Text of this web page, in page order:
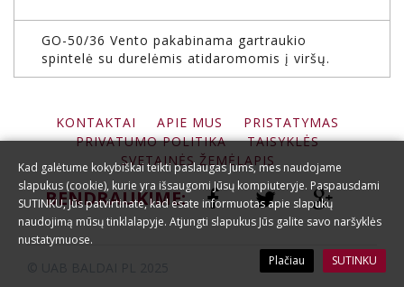
GO-50/36 Vento pakabinama gartraukio
spintelė su durelėmis atidaromomis į viršų.
KONTAKTAI APIE MUS
PRISTATYMAS
PRIVATUMO POLITIKA
TAISYKLĖS
SVETAINĖS ŽEMĖLAPIS
BENDRAUKIME:
Kad galėtume kokybiškai teikti paslaugas Jums, mes naudojame
slapukus (cookie), kurie yra išsaugomi Jūsų kompiuteryje. Paspausdami
SUTINKU, Jūs patvirtinate, kad esate informuotas apie slapukų
naudojimą mūsų tinklalapyje. Atjungti slapukus Jūs galite savo naršyklės
nustatymuose.
SUTINKU
Plačiau